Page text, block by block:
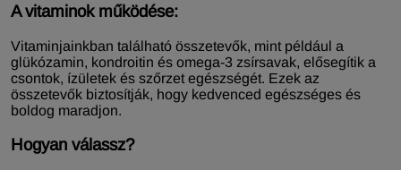
A vitaminok működése:
Vitaminjainkban található összetevők, mint például a
glükózamin, kondroitin és omega-3 zsírsavak, elősegítik a
csontok, ízületek és szőrzet egészségét. Ezek az
összetevők biztosítják, hogy kedvenced egészséges és
boldog maradjon.
Hogyan válassz?